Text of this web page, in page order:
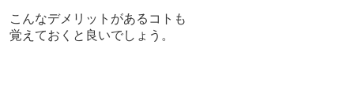
こんなデメリットがある コトも
覚えておくと良いでしょう。